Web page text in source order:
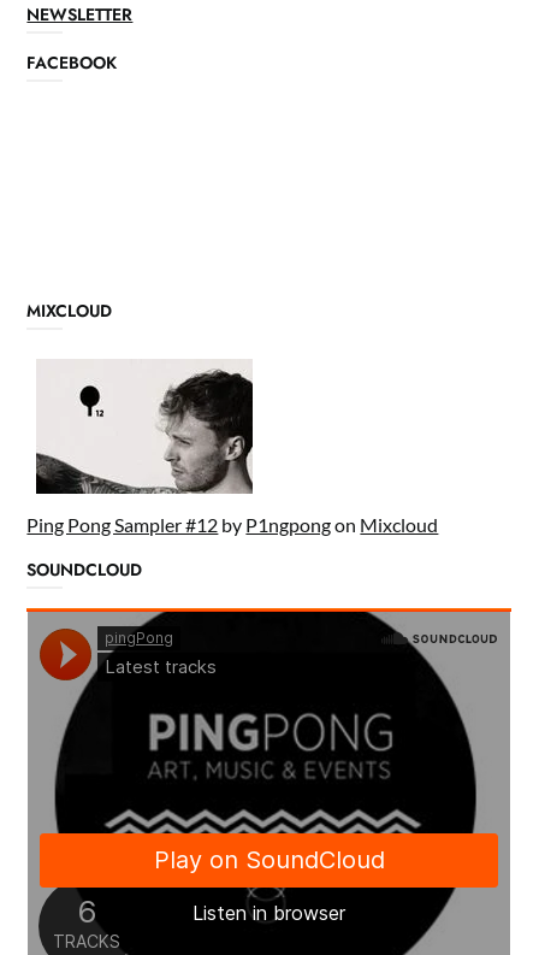
NEWSLETTER
FACEBOOK
MIXCLOUD
Ping Pong Sampler #12 by P1ngpongon Mixcloud
SOUNDCLOUD